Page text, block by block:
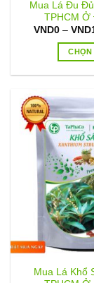
trên
Mua Lá Đu
TPHCM Ở
VND0 – VND
CHỌN
có
tùy
có
thể
Mua Lá Khổ